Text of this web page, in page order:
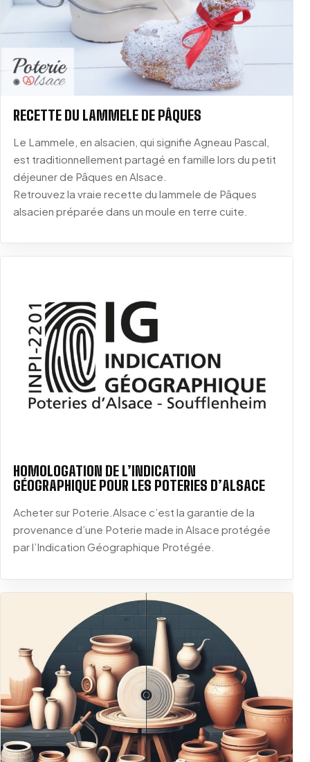
RECETTE DU LAMMELE DE PÂQUES
Le Lammele, en alsacien, qui signifie Agneau Pascal,
est traditionnellement partagé en famille lors du petit
déjeuner de Pâques en Alsace.
Retrouvez la vraie recette du lammele de Pâques
alsacien préparée dans un moule en terre cuite.
HOMOLOGATION DE L’INDICATION
GÉOGRAPHIQUE POUR LES POTERIES D’ALSACE
Acheter sur Poterie.Alsace c’est la garantie de la
provenance d’une Poterie made in Alsace protégée
par l’Indication Géographique Protégée.